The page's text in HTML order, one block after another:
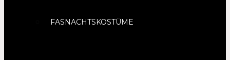
FASNACHTSKOSTÜME